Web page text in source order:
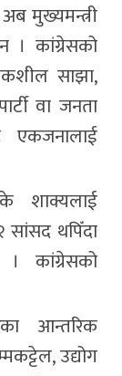
मुख्यमन्त्री
। कांग्रेसको
साझा,
वा जनता
एकजनालाई
शाक्यलाई
सांसद थपिँदा
कांग्रेसको
आन्तरिक
उद्योग